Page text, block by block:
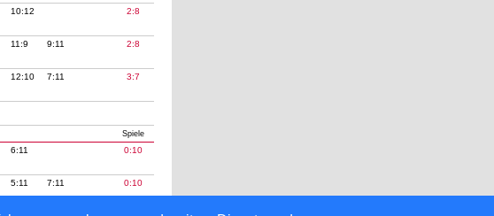
10:12 2:8
11:9 9:11 2:8
12:10 7:11 3:7
Spiele
6:11 0:10
5:11 7:11 0:10